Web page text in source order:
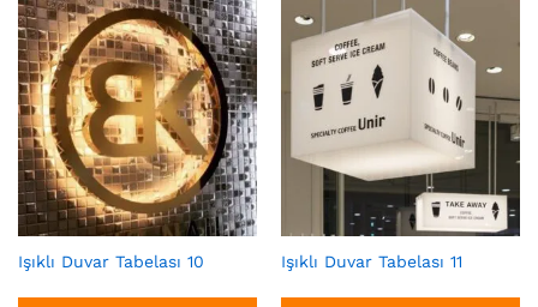
Işıklı Duvar Tabelası 10 Işıklı Duvar Tabelası 11